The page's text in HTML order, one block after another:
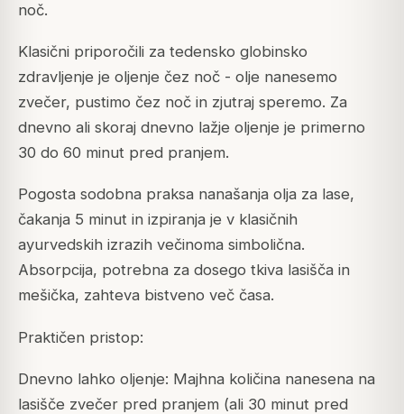
noč.
Klasični priporočili za tedensko globinsko
zdravljenje je oljenje čez noč - olje nanesemo
zvečer, pustimo čez noč in zjutraj speremo. Za
dnevno ali skoraj dnevno lažje oljenje je primerno
30 do 60 minut pred pranjem.
Pogosta sodobna praksa nanašanja olja za lase,
čakanja 5 minut in izpiranja je v klasičnih
ayurvedskih izrazih večinoma simbolična.
Absorpcija, potrebna za dosego tkiva lasišča in
mešička, zahteva bistveno več časa.
Praktičen pristop:
Dnevno lahko oljenje: Majhna količina nanesena na
lasišče zvečer pred pranjem (ali 30 minut pred